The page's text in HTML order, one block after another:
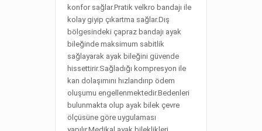
konfor sağlar.Pratik velkro bandajı ile
kolay giyip çıkartma sağlar.Dış
bölgesindeki çapraz bandajı ayak
bileğinde maksimum sabitlik
sağlayarak ayak bileğini güvende
hissettirir.Sağladığı kompresyon ile
kan dolaşımını hızlandırıp ödem
oluşumu engellenmektedir.Bedenleri
bulunmakta olup ayak bilek çevre
ölçüsüne göre uygulaması